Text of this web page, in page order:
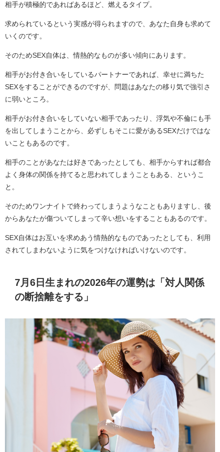
相手が積極的であればあるほど、燃えるタイプ。
求められているという実感が得られますので、あなた自身も求めて
いくのです。
そのためSEX自体は、情熱的なものが多い傾向にあります。
相手がお付き合いをしているパートナーであれば、幸せに満ちた
SEXをすることができるのですが、問題はあなたの移り気で強引さ
に弱いところ。
相手がお付き合いをしていない相手であったり、浮気や不倫にも手
を出してしまうことから、必ずしもそこに愛があるSEXだけではな
いこともあるのです。
相手のことがあなたは好きであったとしても、相手からすれば都合
よく身体の関係を持てると思われてしまうこともある、というこ
と。
そのためワンナイトで終わってしまうようなこともありますし、後
からあなたが傷ついてしまって辛い想いをすることもあるのです。
SEX自体はお互いを求めあう情熱的なものであったとしても、利用
されてしまわないように気をつけなければいけないのです。
7月6日生まれの2026年の運勢は「対人関係
の断捨離をする」